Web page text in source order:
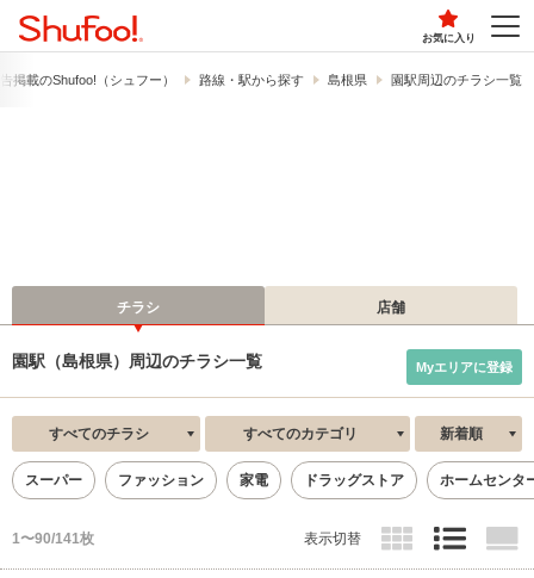
お気に入り
掲載の​Shufoo!​（シュフー） 路線・駅から探す 島根県 園駅周辺のチラシ一覧
チラシ 店舗
園駅（島根県）周辺のチラシ一覧 Myエリアに登録
すべてのチラシ すべてのカテゴリ 新着順
スーパー ファッション 家電 ドラッグストア ホームセンタ
1〜90/141枚 表示切替